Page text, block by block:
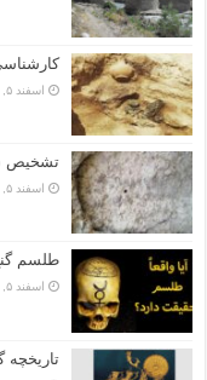
اسفند ۵, ۱۴۰۴
تشخیص
اسفند ۵, ۱۴۰۴
طلسم
اسفند ۵, ۱۴۰۴
تاریخچه